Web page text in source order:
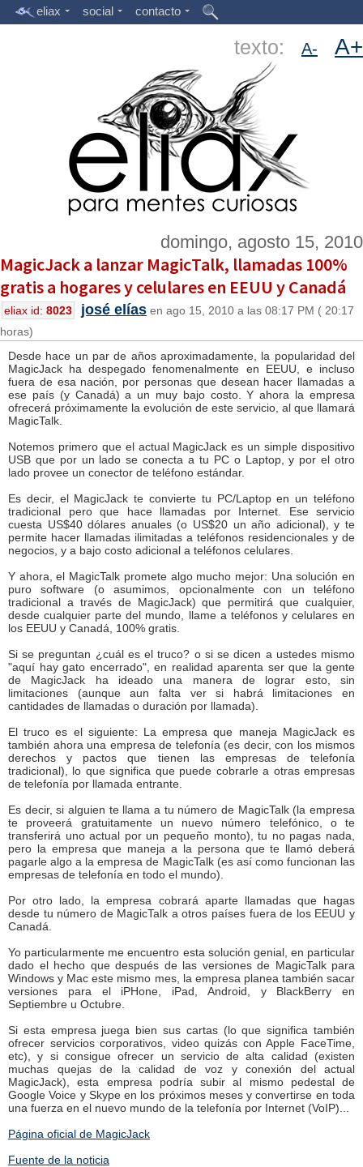
eliax social contacto
texto: A- A+
domingo, agosto 15, 2010
MagicJack a lanzar MagicTalk, llamadas 100%
gratis a hogares y celulares en EEUU y Canadá
eliax id: 8023 josé elías en ago 15, 2010 a las 08:17 PM ( 20:17
horas)
Desde hace un par de años aproximadamente, la popularidad del
MagicJack ha despegado fenomenalmente en EEUU, e incluso
fuera de esa nación, por personas que desean hacer llamadas a
ese país (y Canadá) a un muy bajo costo. Y ahora la empresa
ofrecerá próximamente la evolución de este servicio, al que llamará
MagicTalk.
Notemos primero que el actual MagicJack es un simple dispositivo
USB que por un lado se conecta a tu PC o Laptop, y por el otro
lado provee un conector de teléfono estándar.
Es decir, el MagicJack te convierte tu PC/Laptop en un teléfono
tradicional pero que hace llamadas por Internet. Ese servicio
cuesta US$40 dólares anuales (o US$20 un año adicional), y te
permite hacer llamadas ilimitadas a teléfonos residencionales y de
negocios, y a bajo costo adicional a teléfonos celulares.
Y ahora, el MagicTalk promete algo mucho mejor: Una solución en
puro software (o asumimos, opcionalmente con un teléfono
tradicional a través de MagicJack) que permitirá que cualquier,
desde cualquier parte del mundo, llame a teléfonos y celulares en
los EEUU y Canadá, 100% gratis.
Si se preguntan ¿cuál es el truco? o si se dicen a ustedes mismo
"aquí hay gato encerrado", en realidad aparenta ser que la gente
de MagicJack ha ideado una manera de lograr esto, sin
limitaciones (aunque aun falta ver si habrá limitaciones en
cantidades de llamadas o duración por llamada).
El truco es el siguiente: La empresa que maneja MagicJack es
también ahora una empresa de telefonía (es decir, con los mismos
derechos y pactos que tienen las empresas de telefonía
tradicional), lo que significa que puede cobrarle a otras empresas
de telefonía por llamada entrante.
Es decir, si alguien te llama a tu número de MagicTalk (la empresa
te proveerá gratuitamente un nuevo número telefónico, o te
transferirá uno actual por un pequeño monto), tu no pagas nada,
pero la empresa que maneja a la persona que te llamó deberá
pagarle algo a la empresa de MagicTalk (es así como funcionan las
empresas de telefonía en todo el mundo).
Por otro lado, la empresa cobrará aparte llamadas que hagas
desde tu número de MagicTalk a otros países fuera de los EEUU y
Canadá.
Yo particularmente me encuentro esta solución genial, en particular
dado el hecho que después de las versiones de MagicTalk para
Windows y Mac este mismo mes, la empresa planea también sacar
versiones para el iPHone, iPad, Android, y BlackBerry en
Septiembre u Octubre.
Si esta empresa juega bien sus cartas (lo que significa también
ofrecer servicios corporativos, video quizás con Apple FaceTime,
etc), y si consigue ofrecer un servicio de alta calidad (existen
muchas quejas de la calidad de voz y conexión del actual
MagicJack), esta empresa podría subir al mismo pedestal de
Google Voice y Skype en los próximos meses y convertirse en toda
una fuerza en el nuevo mundo de la telefonía por Internet (VoIP)...
Página oficial de MagicJack
Fuente de la noticia